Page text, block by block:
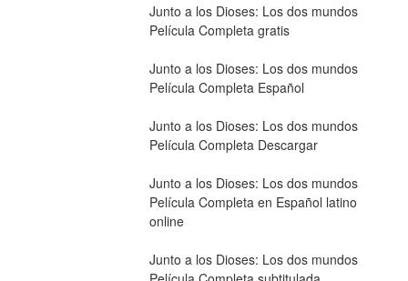
Junto a los Dioses: Los dos mundos
Película Completa gratis
Junto a los Dioses: Los dos mundos
Película Completa Español
Junto a los Dioses: Los dos mundos
Película Completa Descargar
Junto a los Dioses: Los dos mundos
Película Completa en Español latino
online
Junto a los Dioses: Los dos mundos